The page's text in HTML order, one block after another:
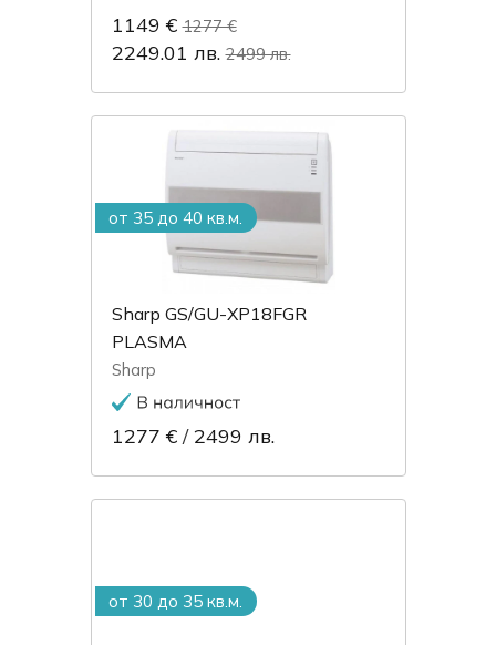
1149 € 1277 €
2249.01 лв. 2499 лв.
от 35 до 40 кв.м.
Sharp GS/GU-XP18FGR
PLASMA
Sharp
1277 € /2499 лв.
от 30 до 35 кв.м.